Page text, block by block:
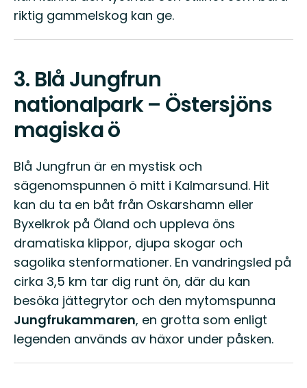
riktig gammelskog kan ge.
3. Blå Jungfrun
nationalpark – Östersjöns
magiska ö
Blå Jungfrun är en mystisk och
sägenomspunnen ö mitt i Kalmarsund. Hit
kan du ta en båt från Oskarshamn eller
Byxelkrok på Öland och uppleva öns
dramatiska klippor, djupa skogar och
sagolika stenformationer. En vandringsled på
cirka 3,5 km tar dig runt ön, där du kan
besöka jättegrytor och den mytomspunna
Jungfrukammaren, en grotta som enligt
legenden används av häxor under påsken.